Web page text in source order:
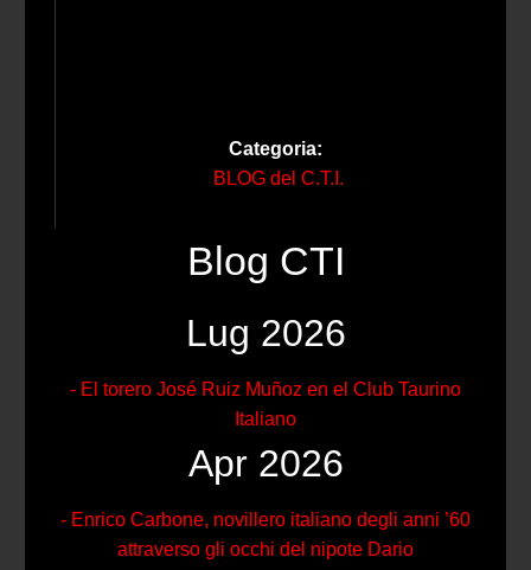
Categoria:
BLOG del C.T.I.
Blog CTI
Lug 2026
- El torero José Ruiz Muñoz en el Club Taurino
Italiano
Apr 2026
- Enrico Carbone, novillero italiano degli anni ’60
attraverso gli occhi del nipote Dario